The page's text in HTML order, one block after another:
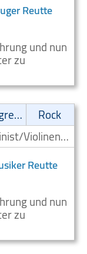
Reutte
und nun
zu
Progressive
Rock
Violinist/Violinenspieler/Geiger
Reutte
und nun
zu